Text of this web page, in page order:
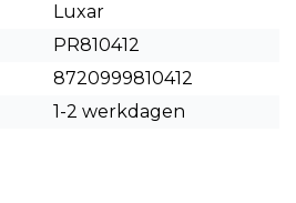
Luxar
PR810412
8720999810412
1-2 werkdagen